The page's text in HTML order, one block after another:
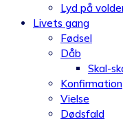
Lyd på
Livets gang
Fødsel
Dåb
Skal-
Konfirmation
Vielse
Dødsfald